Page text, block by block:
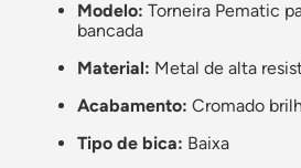
Modelo: Torneira Pematic
bancada
Material: Metal de alta
Acabamento: Cromado
Tipo de bica: Baixa